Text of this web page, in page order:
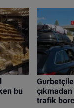
bu
trafik